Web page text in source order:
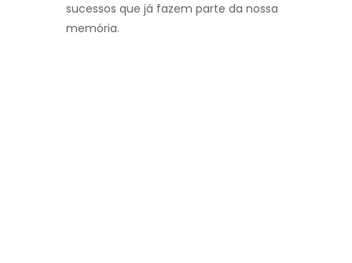
sucessos que já fazem parte da nossa
memória.